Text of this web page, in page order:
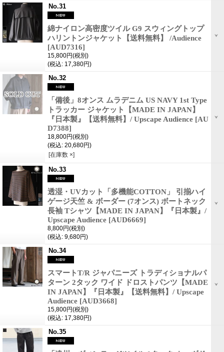
No.31
綿ナイロン高密度ツイル G9 スウィングトップ
ハリントンジャケット【送料無料】 /Audience
[AUD7316]
15,800円(税別)
(税込: 17,380円)
No.32
「備後」8オンス ムラデニム US NAVY 1st Type
トラッカー ジャケット【MADE IN JAPAN】
『日本製』【送料無料】/ Upscape Audience [AU
D7388]
18,800円(税別)
(税込: 20,680円)
[在庫数 ×]
No.33
透湿・UVカット「多機能COTTON」 引揃ハイ
ゲージ天竺 & ボーダー (7オンス) ボートネック
長袖 Tシャツ【MADE IN JAPAN】『日本製』/
Upscape Audience [AUD6669]
8,800円(税別)
(税込: 9,680円)
No.34
スマートT/R ジャパニーズ トラディショナルパ
ターン 2タック ワイド ドロストパンツ【MADE
IN JAPAN】『日本製』【送料無料】/ Upscape
Audience [AUD3668]
15,800円(税別)
(税込: 17,380円)
No.35